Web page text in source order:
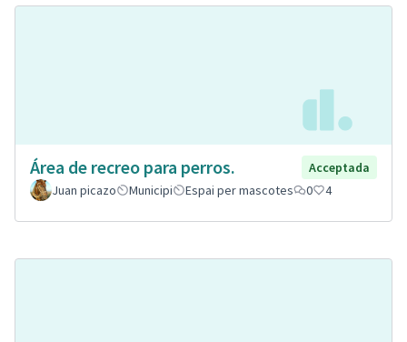
Área de recreo para perros.
Acceptada
Juan picazo
Municipi Espai per mascotes 0 4